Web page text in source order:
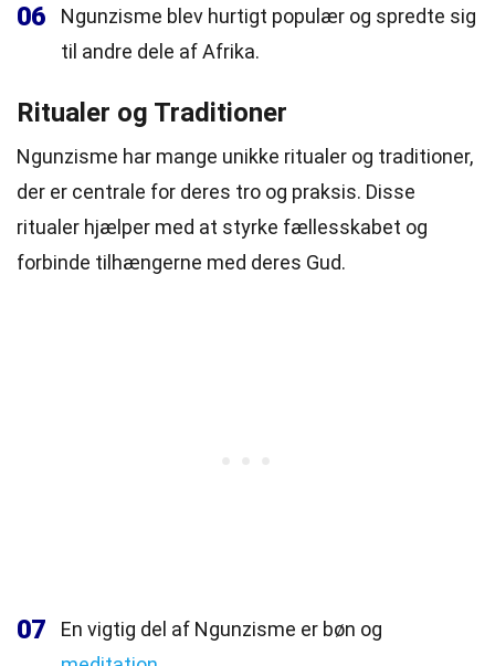
06
Ngunzisme blev hurtigt populær og spredte sig
til andre dele af Afrika.
Ritualer og Traditioner
Ngunzisme har mange unikke ritualer og traditioner,
der er centrale for deres tro og praksis. Disse
ritualer hjælper med at styrke fællesskabet og
forbinde tilhængerne med deres Gud.
07
En vigtig del af Ngunzisme er bøn og